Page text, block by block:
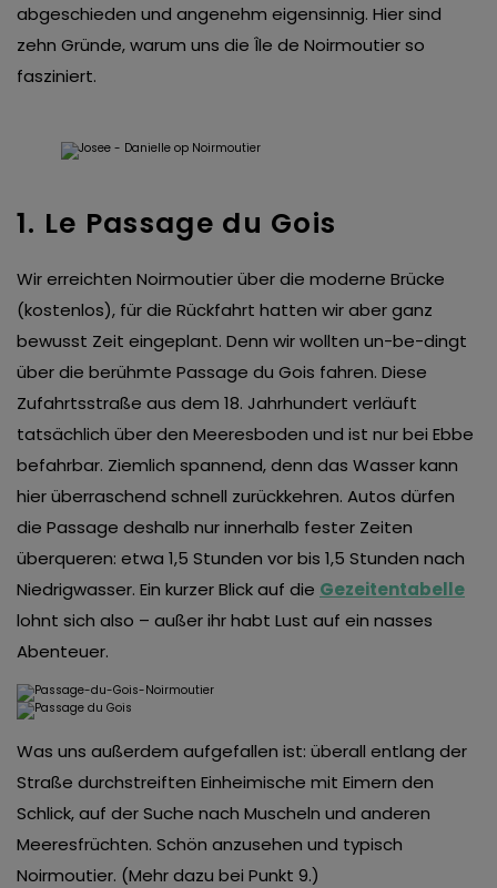
abgeschieden und angenehm eigensinnig. Hier sind
zehn Gründe, warum uns die Île de Noirmoutier so
fasziniert.
1. Le Passage du Gois
Wir erreichten Noirmoutier über die moderne Brücke
(kostenlos), für die Rückfahrt hatten wir aber ganz
bewusst Zeit eingeplant. Denn wir wollten un-be-dingt
über die berühmte Passage du Gois fahren. Diese
Zufahrtsstraße aus dem 18. Jahrhundert verläuft
tatsächlich über den Meeresboden und ist nur bei Ebbe
befahrbar. Ziemlich spannend, denn das Wasser kann
hier überraschend schnell zurückkehren. Autos dürfen
die Passage deshalb nur innerhalb fester Zeiten
überqueren: etwa 1,5 Stunden vor bis 1,5 Stunden nach
Niedrigwasser. Ein kurzer Blick auf die Gezeitentabelle
lohnt sich also – außer ihr habt Lust auf ein nasses
Abenteuer.
Was uns außerdem aufgefallen ist: überall entlang der
Straße durchstreiften Einheimische mit Eimern den
Schlick, auf der Suche nach Muscheln und anderen
Meeresfrüchten. Schön anzusehen und typisch
Noirmoutier. (Mehr dazu bei Punkt 9.)